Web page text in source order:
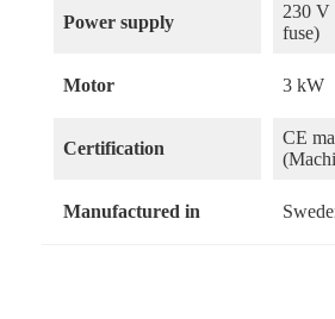
Power supply
230 V
fuse)
Motor 3 kW
Certification
CE
Manufactured in